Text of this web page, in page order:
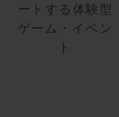
ートする体験型
ゲーム・イベン
ト